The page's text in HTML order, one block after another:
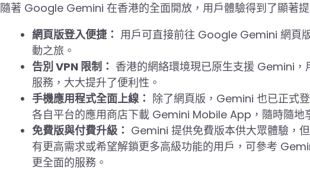
隨著 Google Gemini 在香港的全面開放，用戶體驗得到了顯著
網頁版登入便捷： 用戶可直接前往 Google Gemini 網頁
動之旅。
告別 VPN 限制： 香港的網絡環境現已原生支援 Gemini
服務，大大提升了便利性。
手機應用程式全面上線： 除了網頁版，Gemini 也已正式
各自平台的應用商店下載 Gemini Mobile App，隨時隨地
免費版與付費升級： Gemini 提供免費版本供大眾體驗，
有更高需求或希望解鎖更多高級功能的用戶，可參考
更全面的服務。